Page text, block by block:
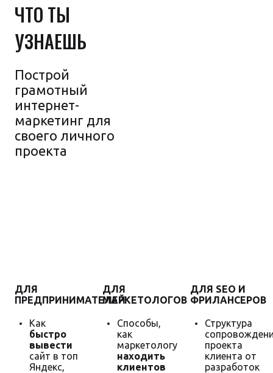
ЧТО ТЫ
УЗНАЕШЬ
Построй
грамотный
интернет-
маркетинг для
своего личного
проекта
ДЛЯ
ПРЕДПРИНИМАТЕЛЕЙ
Как
быстро
вывести
сайт в топ
Яндекс,
ДЛЯ
МАРКЕТОЛОГОВ
Способы,
как
маркетологу
находить
клиентов
ДЛЯ SEO И
ФРИЛАНСЕРОВ
Структура
проекта
клиента от
разработок